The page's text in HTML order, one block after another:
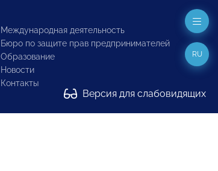
Международная деятельность
Бюро по защите прав предпринимателей
Образование
Новости
Контакты
Версия для слабовидящих
RU